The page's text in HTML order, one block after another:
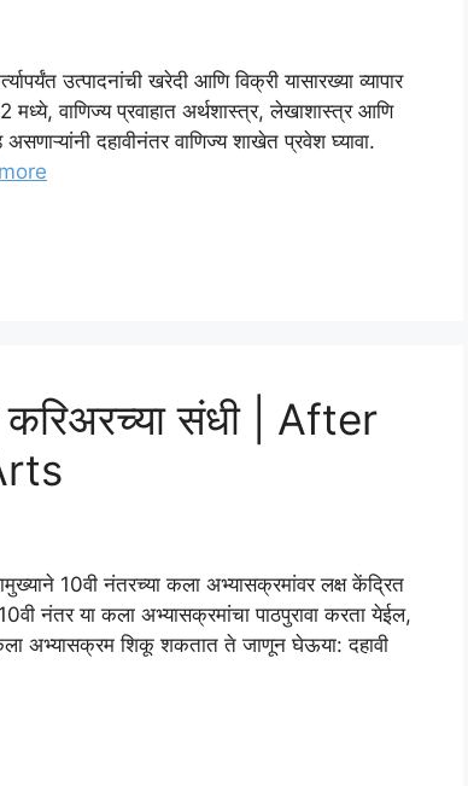
उत्पादनांची खरेदी आणि विक्री यासारख्या व्यापार
वाणिज्य प्रवाहात अर्थशास्त्र, लेखाशास्त्र आणि
दहावीनंतर वाणिज्य शाखेत प्रवेश घ्यावा.
संधी | After
10वी नंतरच्या कला अभ्यासक्रमांवर लक्ष केंद्रित
नंतर या कला अभ्यासक्रमांचा पाठपुरावा करता येईल,
अभ्यासक्रम शिकू शकतात ते जाणून घेऊया: दहावी